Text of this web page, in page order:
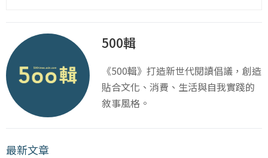
500輯
《500輯》打造新世代閱讀倡議，創造
貼合文化、消費、生活與自我實踐的
敘事風格。
最新文章